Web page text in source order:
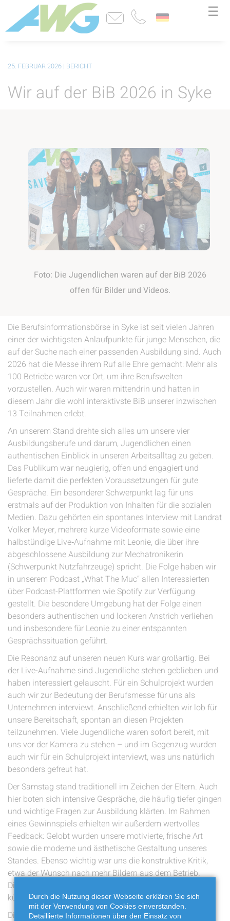
☰
25. FEBRUAR 2026 | BERICHT
Wir auf der BiB 2026 in Syke
Foto: Die Jugendlichen waren auf der BiB 2026
offen für Bilder und Videos.
Die Berufsinformationsbörse in Syke ist seit vielen Jahren
einer der wichtigsten Anlaufpunkte für junge Menschen, die
auf der Suche nach einer passenden Ausbildung sind. Auch
2026 hat die Messe ihrem Ruf alle Ehre gemacht: Mehr als
100 Betriebe waren vor Ort, um ihre Berufswelten
vorzustellen. Auch wir waren mittendrin und hatten in
diesem Jahr die wohl interaktivste BiB unserer inzwischen
13 Teilnahmen erlebt.
An unserem Stand drehte sich alles um unsere vier
Ausbildungsberufe und darum, Jugendlichen einen
authentischen Einblick in unseren Arbeitsalltag zu geben.
Das Publikum war neugierig, offen und engagiert und
lieferte damit die perfekten Voraussetzungen für gute
Gespräche. Ein besonderer Schwerpunkt lag für uns
erstmals auf der Produktion von Inhalten für die sozialen
Medien. Dazu gehörten ein spontanes Interview mit Landrat
Volker Meyer, mehrere kurze Videoformate sowie eine
halbstündige Live‑Aufnahme mit Leonie, die über ihre
abgeschlossene Ausbildung zur Mechatronikerin
(Schwerpunkt Nutzfahrzeuge) spricht. Die Folge haben wir
in unserem Podcast „What The Muc“ allen Interessierten
über Podcast-Plattformen wie Spotify zur Verfügung
gestellt. Die besondere Umgebung hat der Folge einen
besonders authentischen und lockeren Anstrich verliehen
und insbesondere für Leonie zu einer entspannten
Gesprächssituation geführt.
Die Resonanz auf unseren neuen Kurs war großartig. Bei
der Live-Aufnahme sind Jugendliche stehen geblieben und
haben interessiert gelauscht. Für ein Schulprojekt wurden
auch wir zur Bedeutung der Berufsmesse für uns als
Unternehmen interviewt. Anschließend erhielten wir lob für
unsere Bereitschaft, spontan an diesen Projekten
teilzunehmen. Viele Jugendliche waren sofort bereit, mit
uns vor der Kamera zu stehen – und im Gegenzug wurden
auch wir für ein Schulprojekt interviewt, was uns natürlich
besonders gefreut hat.
Der Samstag stand traditionell im Zeichen der Eltern. Auch
hier boten sich intensive Gespräche, die häufig tiefer gingen
und wichtige Fragen zur Ausbildung klärten. Im Rahmen
eines Gewinnspiels erhielten wir außerdem wertvolles
Feedback: Gelobt wurden unsere motivierte, frische Art
sowie die moderne und ästhetische Gestaltung unseres
Standes. Ebenso wichtig war uns die konstruktive Kritik,
etwa der Wunsch nach mehr Bildern aus dem Betrieb.
Diesen Impuls nehmen wir gerne mit und werden ihn
künftig stärker berücksichtigen.
Die Messe hat uns erneut gezeigt, wie bedeutend digitale
Durch die Nutzung dieser Webseite erklären Sie sich
mit der Verwendung von Cookies einverstanden.
Detaillierte Informationen über den Einsatz von